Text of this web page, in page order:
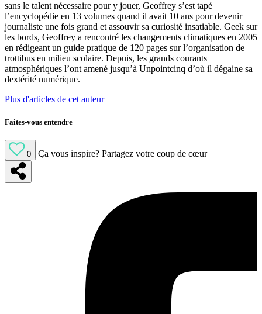
sans le talent nécessaire pour y jouer, Geoffrey s’est tapé
l’encyclopédie en 13 volumes quand il avait 10 ans pour devenir
journaliste une fois grand et assouvir sa curiosité insatiable. Geek sur
les bords, Geoffrey a rencontré les changements climatiques en 2005
en rédigeant un guide pratique de 120 pages sur l’organisation de
trottibus en milieu scolaire. Depuis, les grands courants
atmosphériques l’ont amené jusqu’à Unpointcinq d’où il dégaine sa
dextérité numérique.
Plus d'articles de cet auteur
Faites-vous entendre
0 Ça vous inspire? Partagez votre coup de cœur